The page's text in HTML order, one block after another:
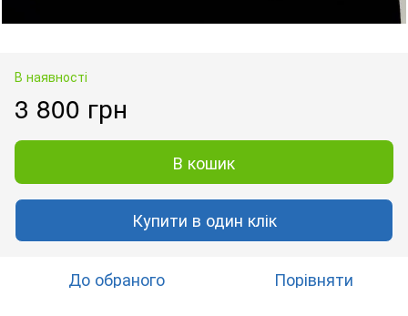
В наявності
3 800 грн
В кошик
Купити в один клік
До обраного Порівняти